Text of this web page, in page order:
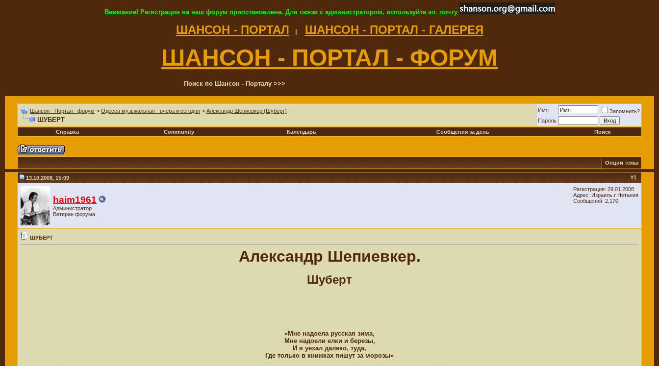
Внимание! Регистрация на наш форум приостановлена. Для связи с администратором, используйте эл. почту
ШАНСОН - ПОРТАЛ ШАНСОН - ПОРТАЛ - ГАЛЕРЕЯ
ШАНСОН - ПОРТАЛ - ФОРУМ
Поиск по Шансон - Порталу >>>
Шансон - Портал - форум > Одесса музыкальная - вчера и сегодня > Александр Шепиевкер (Шуберт)
ШУБЕРТ
Имя
Запомнить?
Пароль
Справка
Community Календарь Сообщения за день Поиск
Опции темы
#1
13.10.2008, 15:09
haim1961
Администратор
Ветеран форума
Регистрация: 29.01.2008
Адрес: Израиль.г Нетания
Сообщений: 2,170
ШУБЕРТ
Александр Шепиевкер.
Шуберт
«Мне надоела русская зима,
Мне надоели елки и березы,
И я уехал далеко, туда,
Где только в книжках пишут за морозы»